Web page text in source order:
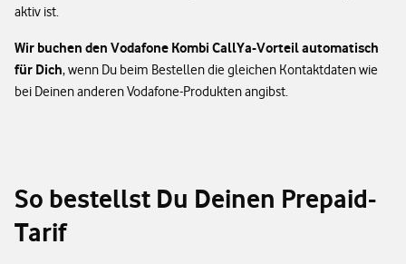
aktiv ist.
Wir buchen den Vodafone Kombi CallYa-Vorteil automatisch
für Dich, wenn Du beim Bestellen die gleichen Kontaktdaten wie
bei Deinen anderen Vodafone-Produkten angibst.
So bestellst Du Deinen Prepaid-
Tarif